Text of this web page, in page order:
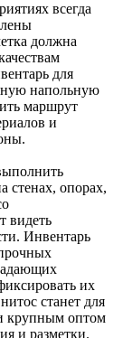
всегда
должна
для
напольную
маршрут
и
стенах, опорах,
видеть
Инвентарь
их
станет для
крупным оптом
и разметки.